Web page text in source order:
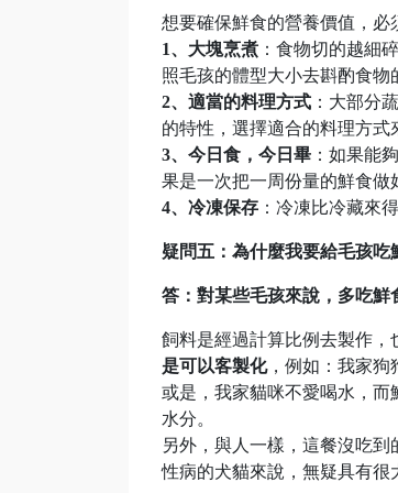
想要確保鮮食的營養價值，必
1、大塊烹煮 ：食物切的越細
照毛孩的體型大小去斟酌食物
2、適當的料理方式 ：大部分
的特性，選擇適合的料理方式
3、今日食，今日畢 ：如果能
果是一次把一周份量的鮮食做
4、冷凍保存 ：冷凍比冷藏來
疑問五：為什麼我要給毛孩
答：對某些毛孩來說，多吃鮮
飼料是經過計算比例去製作
是可以客製化，例如：我家狗
或是，我家貓咪不愛喝水，而
水分。
另外，與人一樣，這餐沒吃
性病的犬貓來說，無疑具有很